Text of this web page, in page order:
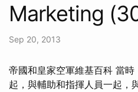
Marketing
Sep 20, 2013
帝國和皇家空軍維基百科 當
起，與輔助和指揮人員一起，